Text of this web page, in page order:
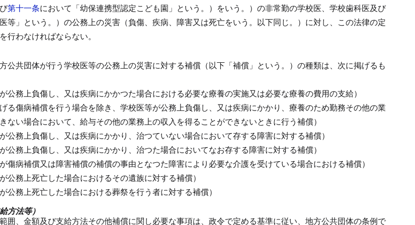
第十一条において「幼保連携型認定こども園」という。）をいう。）の非常勤の学校医、学校歯科医及び
等」という。）の公務上の災害（負傷、疾病、障害又は死亡をいう。以下同じ。）に対し、この法律の定
行わなければならない。
公共団体が行う学校医等の公務上の災害に対する補償（以下「補償」という。）の種類は、次に掲げるも
公務上負傷し、又は疾病にかかつた場合における必要な療養の実施又は必要な療養の費用の支給）
る傷病補償を行う場合を除き、学校医等が公務上負傷し、又は疾病にかかり、療養のため勤務その他の業
ない場合において、給与その他の業務上の収入を得ることができないときに行う補償）
公務上負傷し、又は疾病にかかり、治つていない場合において存する障害に対する補償）
公務上負傷し、又は疾病にかかり、治つた場合においてなお存する障害に対する補償）
傷病補償又は障害補償の補償の事由となつた障害により必要な介護を受けている場合における補償）
公務上死亡した場合におけるその遺族に対する補償）
公務上死亡した場合における葬祭を行う者に対する補償）
方法等）
囲、金額及び支給方法その他補償に関し必要な事項は、政令で定める基準に従い、地方公共団体の条例で